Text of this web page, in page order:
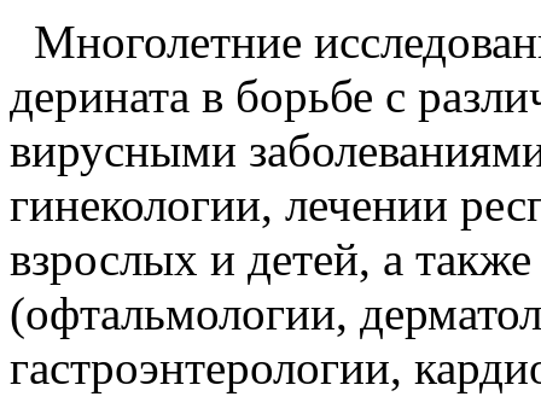
Многолетние
дерината в борьбе с
вирусными
гинекологии, лечении
взрослых и детей, а
(офтальмологии,
гастроэнтерологии,